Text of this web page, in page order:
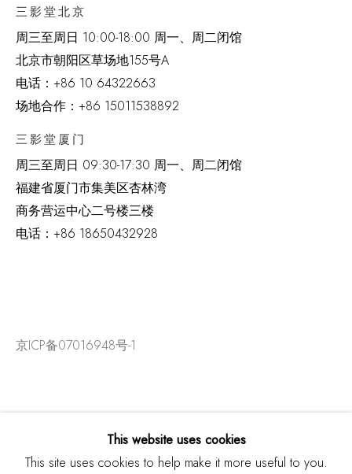
三影堂北京
周三至周日 10:00-18:00 周一、周二闭馆
北京市朝阳区草场地155号A
电话： +86 10 64322663
场地合作：+86 15011538892
三影堂厦门
周三至周日 09:30-17:30 周一、周二闭馆
福建省厦门市集美区杏林湾
商务营运中心二号楼三楼
电话： +86 18650432928
京ICP备07016948号-1
This website uses cookies
This site uses cookies to help make it more useful to you.